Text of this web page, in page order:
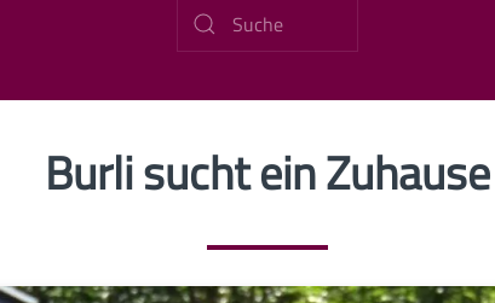
Burli sucht ein Zuhause